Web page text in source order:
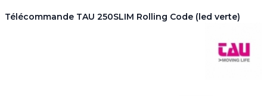
Télécommande TAU 250SLIM Rolling Code (led verte)